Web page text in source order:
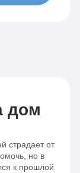
дом
страдает от
но в
к прошлой